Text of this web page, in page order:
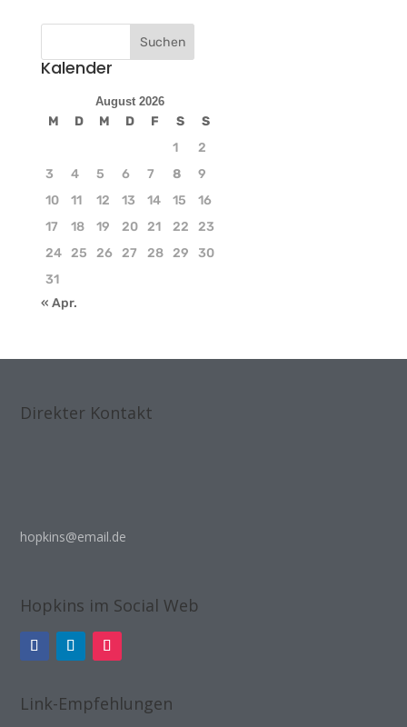
Kalender
August 2026
M D M D F S
S
1
2
3
4 5 6 7 8
9
10
11 12 13 14 15
16
17
18 19 20 21 22
23
24
25 26 27 28 29
30
31
« Apr.
Direkter Kontakt
hopkins@email.de
Hopkins im Social Web
Link-Empfehlungen